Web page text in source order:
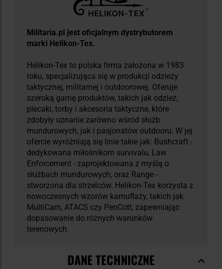
Militaria.pl jest oficjalnym dystrybutorem
marki Helikon-Tex.
Helikon-Tex to polska firma założona w 1983
roku, specjalizująca się w produkcji odzieży
taktycznej, militarnej i outdoorowej. Oferuje
szeroką gamę produktów, takich jak odzież,
plecaki, torby i akcesoria taktyczne, które
zdobyły uznanie zarówno wśród służb
mundurowych, jak i pasjonatów outdooru. W jej
ofercie wyróżniają się linie takie jak: Bushcraft -
dedykowana miłośnikom survivalu, Law
Enforcement - zaprojektowana z myślą o
służbach mundurowych, oraz Range -
stworzona dla strzelców. Helikon-Tex korzysta z
nowoczesnych wzorów kamuflaży, takich jak
MultiCam, ATACS czy PenCott, zapewniając
dopasowanie do różnych warunków
terenowych.
DANE TECHNICZNE